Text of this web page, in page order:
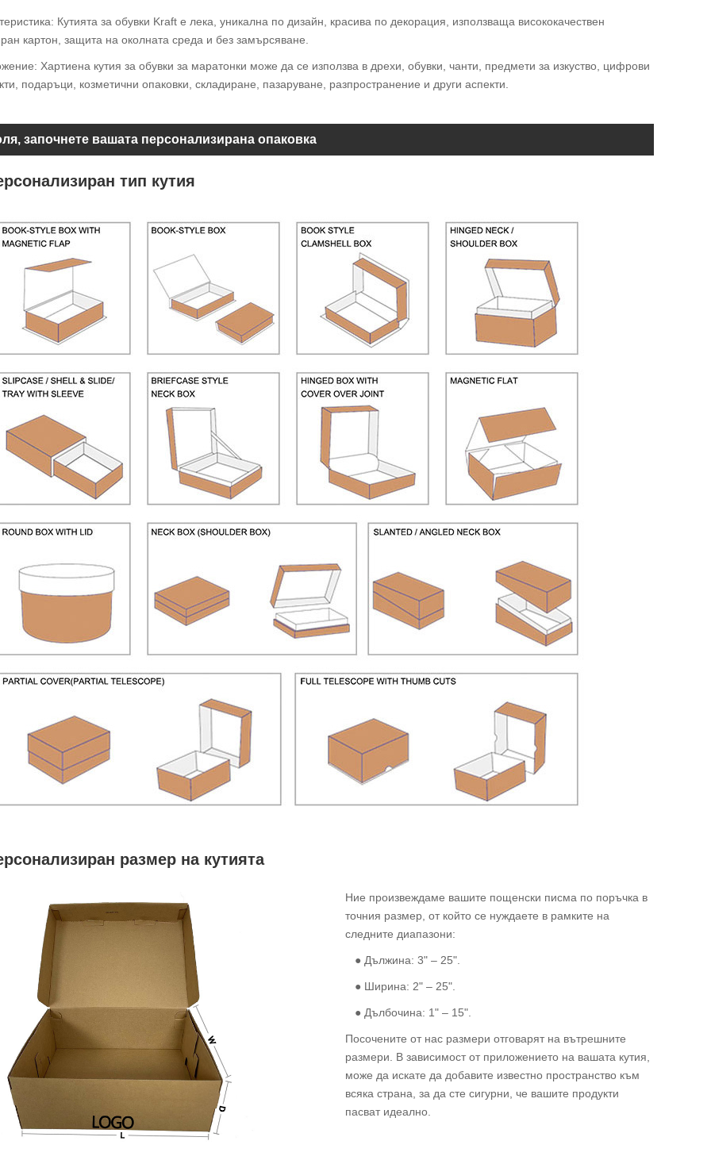
Кутията за обувки Kraft е лека, уникална по дизайн, красива по декорация, използваща висококачествен
картон, защита на околната среда и без замърсяване.
Хартиена кутия за обувки за маратонки може да се използва в дрехи, обувки, чанти, предмети за изкуство, цифрови
подаръци, козметични опаковки, складиране, пазаруване, разпространение и други аспекти.
започнете вашата персонализирана опаковка
тип кутия
размер на кутията
Ние произвеждаме вашите пощенски писма по поръчка в
точния размер, от който се нуждаете в рамките на
следните диапазони:
● Дължина: 3" – 25".
● Ширина: 2" – 25".
● Дълбочина: 1" – 15".
Посочените от нас размери отговарят на вътрешните
размери. В зависимост от приложението на вашата кутия,
може да искате да добавите известно пространство към
всяка страна, за да сте сигурни, че вашите продукти
пасват идеално.